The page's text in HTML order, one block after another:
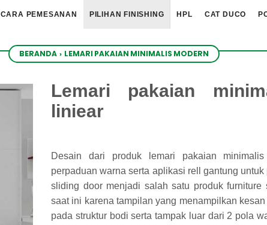
CARA PEMESANAN PILIHAN FINISHING HPL CAT DUCO
BERANDA › LEMARI PAKAIAN MINIMALIS MODERN
Lemari pakaian
liniear
Desain dari produk lemari pakaian
perpaduan warna serta aplikasi rell gantung
sliding door menjadi salah satu produk furniture
saat ini karena tampilan yang menampilkan
pada struktur bodi serta tampak luar dari 2 pola